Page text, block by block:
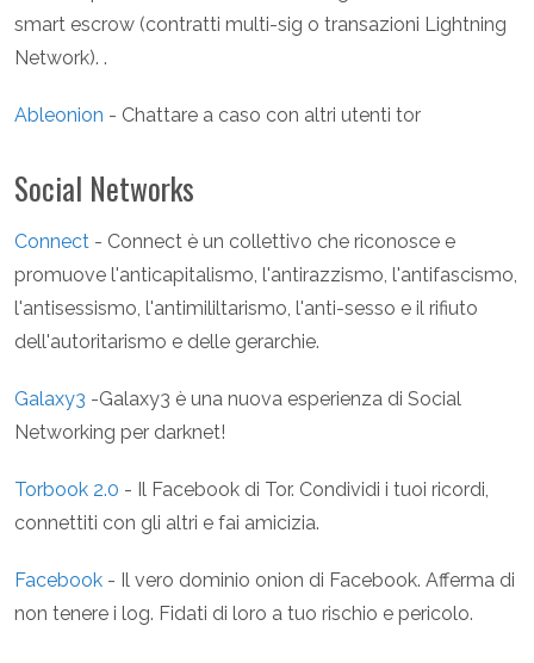
smart escrow (contratti multi-sig o transazioni Lightning
Network). .
Ableonion - Chattare a caso con altri utenti tor
Social Networks
Connect - Connect è un collettivo che riconosce e
promuove l'anticapitalismo, l'antirazzismo, l'antifascismo,
l'antisessismo, l'antimililtarismo, l'anti-sesso e il rifiuto
dell'autoritarismo e delle gerarchie.
Galaxy3 -Galaxy3 è una nuova esperienza di Social
Networking per darknet!
Torbook 2.0 - Il Facebook di Tor. Condividi i tuoi ricordi,
connettiti con gli altri e fai amicizia.
Facebook - Il vero dominio onion di Facebook. Afferma di
non tenere i log. Fidati di loro a tuo rischio e pericolo.